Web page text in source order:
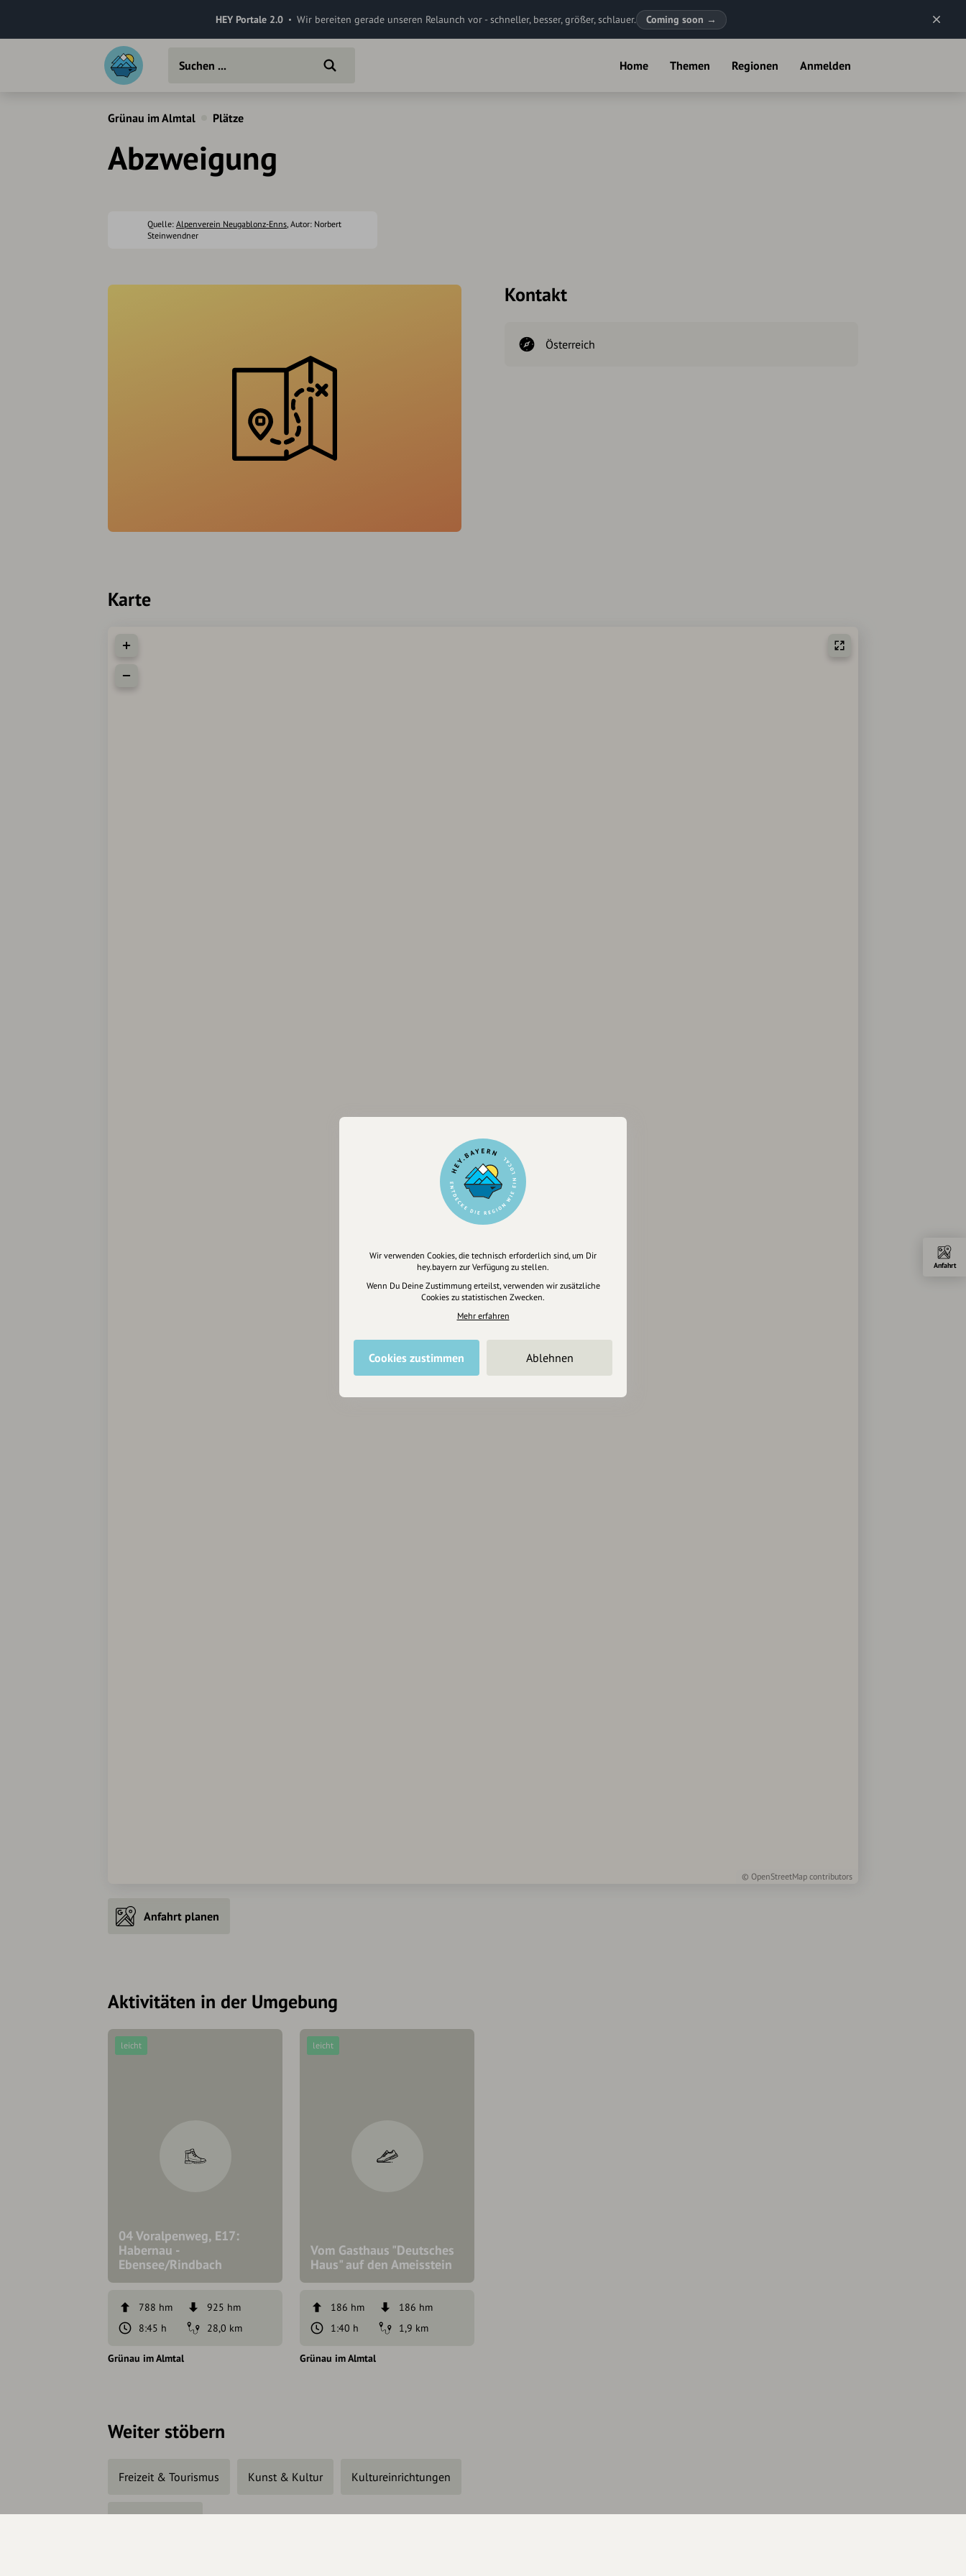
HEY Portale 2.0 Wir bereiten gerade unseren Relaunch vor - schneller, besser, größer, schlauer. Coming soon →
Home Themen Regionen Anmelden
Grünau im Almtal Plätze
Abzweigung
Quelle: Alpenverein Neugablonz-Enns, Autor: Norbert
Steinwendner
Kontakt
Österreich
Karte
© OpenStreetMap contributors
Anfahrt planen
Aktivitäten in der Umgebung
04 Voralpenweg, E17:
Habernau -
Ebensee/Rindbach
leicht
788 hm
925 hm
8:45 h
28,0 km
Grünau im Almtal
Vom Gasthaus "Deutsches
Haus" auf den Ameisstein
leicht
186 hm
186 hm
1:40 h
1,9 km
Grünau im Almtal
Weiter stöbern
Freizeit & Tourismus Kunst & Kultur Kultureinrichtungen
Anfahrt
Wir verwenden Cookies, die technisch erforderlich sind, um Dir
hey.bayern zur Verfügung zu stellen.
Wenn Du Deine Zustimmung erteilst, verwenden wir zusätzliche
Cookies zu statistischen Zwecken.
Mehr erfahren
Cookies zustimmen Ablehnen